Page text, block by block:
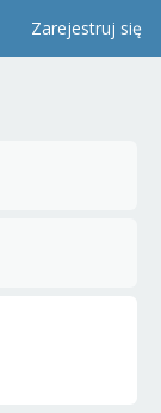
Zarejestruj się